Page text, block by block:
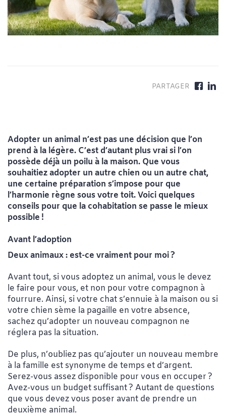
Adopter un animal n’est pas une décision que l’on
prend à la légère. C’est d’autant plus vrai si l’on
possède déjà un poilu à la maison. Que vous
souhaitiez adopter un autre chien ou un autre chat,
une certaine préparation s’impose pour que
l’harmonie règne sous votre toit. Voici quelques
conseils pour que la cohabitation se passe le mieux
possible !
Avant l’adoption
Deux animaux : est-ce vraiment pour moi ?
Avant tout, si vous adoptez un animal, vous le devez
le faire pour vous, et non pour votre compagnon à
fourrure. Ainsi, si votre chat s’ennuie à la maison ou si
votre chien sème la pagaille en votre absence,
sachez qu’adopter un nouveau compagnon ne
réglera pas la situation.
De plus, n’oubliez pas qu’ajouter un nouveau membre
à la famille est synonyme de temps et d’argent.
Serez-vous assez disponible pour vous en occuper ?
Avez-vous un budget suffisant ? Autant de questions
que vous devez vous poser avant de prendre un
deuxième animal.